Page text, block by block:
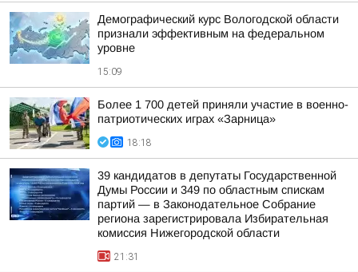
Демографический курс Вологодской области
признали эффективным на федеральном
уровне
15:09
Более 1 700 детей приняли участие в военно-
патриотических играх «Зарница»
18:18
39 кандидатов в депутаты Государственной
Думы России и 349 по областным спискам
партий — в Законодательное Собрание
региона зарегистрировала Избирательная
комиссия Нижегородской области
21:31